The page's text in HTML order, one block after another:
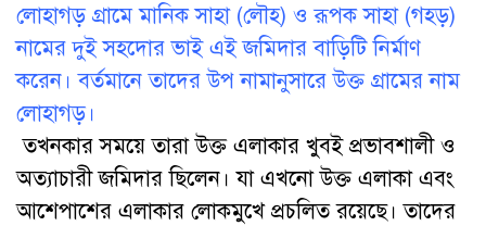
লোহাগড় গ্রামে মানিক সাহা (লৌহ) ও রূপক সাহা (গহড়)
নামের দুই সহদোর ভাই এই জমিদার বাড়িটি নির্মাণ
করেন। বর্তমানে তাদের উপ নামানুসারে উক্ত গ্রামের নাম
লোহাগড়।
তখনকার সময়ে তারা উক্ত এলাকার খুবই প্রভাবশালী ও
অত্যাচারী জমিদার ছিলেন। যা এখনো উক্ত এলাকা এবং
আশেপাশের এলাকার লোকমুখে প্রচলিত রয়েছে। তাদের